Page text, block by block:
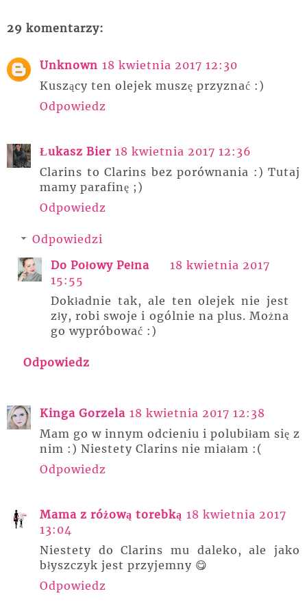
29 komentarzy:
Unknown 18 kwietnia 2017 12:30
Kuszący ten olejek muszę przyznać :)
Odpowiedz
Łukasz Bier 18 kwietnia 2017 12:36
Clarins to Clarins bez porównania :) Tutaj
mamy parafinę ;)
Odpowiedz
Odpowiedzi
Do Połowy Pełna
18 kwietnia 2017
15:55
Dokładnie tak, ale ten olejek nie jest
zły, robi swoje i ogólnie na plus. Można
go wypróbować :)
Odpowiedz
Kinga Gorzela 18 kwietnia 2017 12:38
Mam go w innym odcieniu i polubiłam się z
nim :) Niestety Clarins nie miałam :(
Odpowiedz
Mama z różową torebką 18 kwietnia 2017
13:04
Niestety do Clarins mu daleko, ale jako
błyszczyk jest przyjemny 😋
Odpowiedz